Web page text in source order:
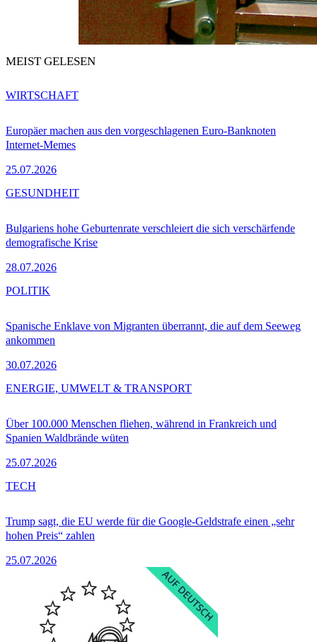
MEIST GELESEN
Europäer machen aus den vorgeschlagenen Euro-Banknoten
Internet-Memes
25.07.2026
WIRTSCHAFT
Bulgariens hohe Geburtenrate verschleiert die sich verschärfende
demografische Krise
28.07.2026
GESUNDHEIT
Spanische Enklave von Migranten überrannt, die auf dem Seeweg
ankommen
30.07.2026
POLITIK
Über 100.000 Menschen fliehen, während in Frankreich und
Spanien Waldbrände wüten
25.07.2026
ENERGIE, UMWELT & TRANSPORT
Trump sagt, die EU werde für die Google-Geldstrafe einen „sehr
hohen Preis“ zahlen
25.07.2026
TECH